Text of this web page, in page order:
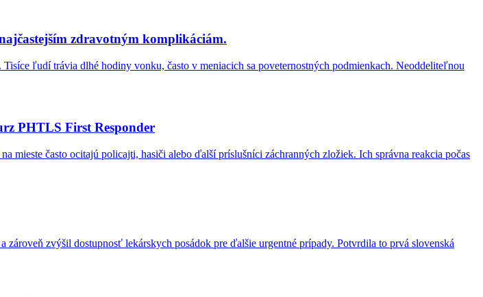
zdravotným komplikáciám.
ľudí trávia dlhé hodiny vonku, často v meniacich sa poveternostných podmienkach. Neoddeliteľnou
PHTLS First Responder
mieste často ocitajú policajti, hasiči alebo ďalší príslušníci záchranných zložiek. Ich správna reakcia počas
zvýšil dostupnosť lekárskych posádok pre ďalšie urgentné prípady. Potvrdila to prvá slovenská